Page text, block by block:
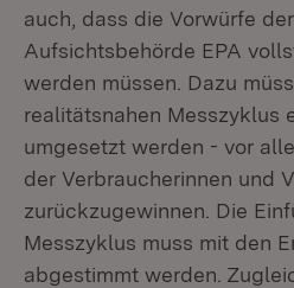
auch, dass die Vorwürfe
Aufsichtsbehörde EPA
werden müssen. Dazu
realitätsnahen Messzyklus
umgesetzt werden - vor
der Verbraucherinnen und
zurückzugewinnen. Die
Messzyklus muss mit den
abgestimmt werden.